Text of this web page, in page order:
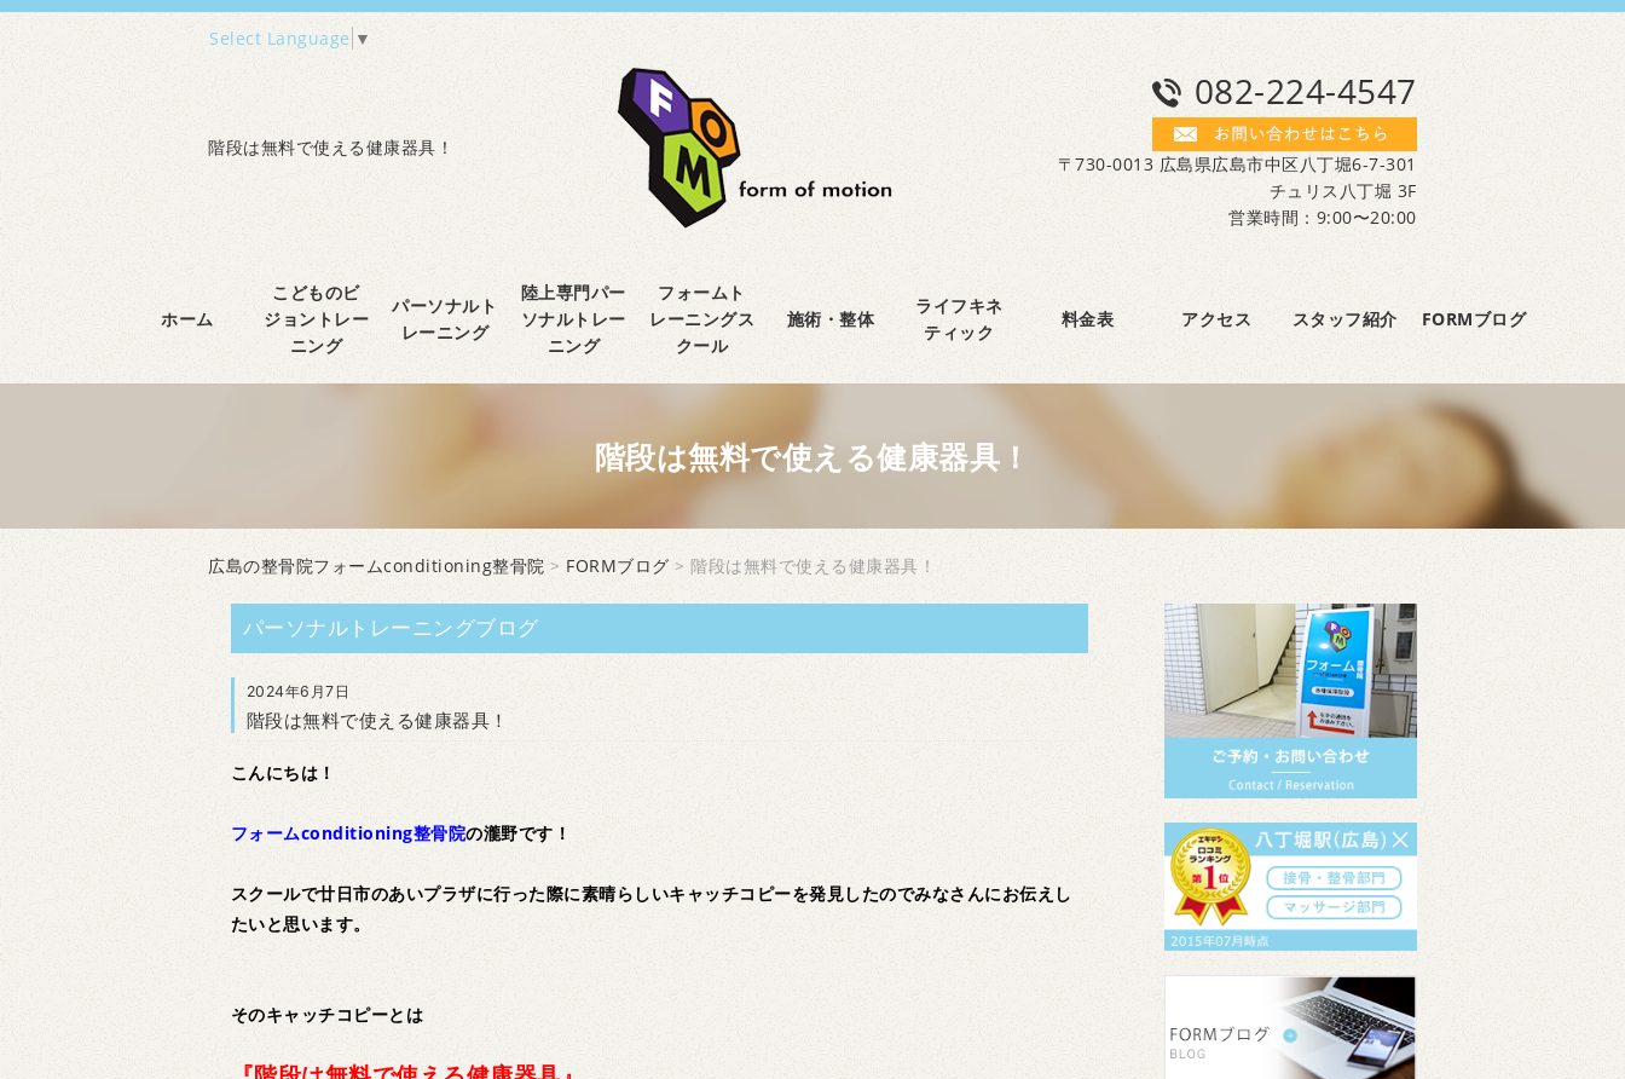
Select Language ▼
階段は無料で使える健康器具！
082-224-4547
〒730-0013 広島県広島市中区八丁堀6-7-301
チュリス八丁堀 3F
営業時間：9:00〜20:00
ホーム
こどものビ
ジョントレー
ニング
パーソナルト
レーニング
陸上専門パー
ソナルトレー
ニング
フォームト
レーニングス
クール
施術・整体
ライフキネ
ティック
料金表 アクセス スタッフ紹介 FORMブログ
階段は無料で使える健康器具！
広島の整骨院フォームconditioning整骨院 > FORMブログ > 階段は無料で使える健康器具！
パーソナルトレーニングブログ
2024年6月7日
階段は無料で使える健康器具！
こんにちは！
フォームconditioning整骨院の瀧野です！
スクールで廿日市のあいプラザに行った際に素晴らしいキャッチコピーを発見したのでみなさんにお伝えし
たいと思います。
そのキャッチコピーとは